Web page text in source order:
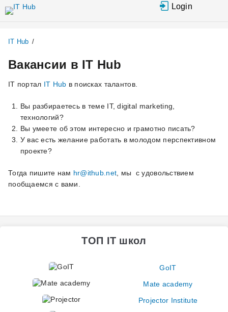
Login
IT Hub /
Вакансии в IT Hub
IT портал IT Hub в поисках талантов.
Вы разбираетесь в теме IT, digital marketing,
технологий?
Вы умеете об этом интересно и грамотно писать?
У вас есть желание работать в молодом перспективном
проекте?
Тогда пишите нам hr@ithub.net , мы с удовольствием
пообщаемся с вами.
ТОП IT школ
GoIT
Mate academy
Projector Institute